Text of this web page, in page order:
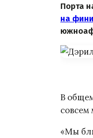
Порта
на
В
совсем
«Мы